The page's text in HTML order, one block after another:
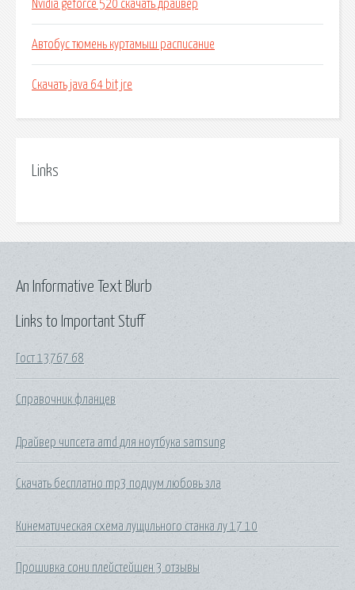
Nvidia geforce 520 скачать драйвер
Автобус тюмень куртамыш расписание
Скачать java 64 bit jre
Links
Links to Important Stuff
Гост 13767 68
Справочник фланцев
Драйвер чипсета amd для ноутбука samsung
Скачать бесплатно mp3 подиум любовь зла
Кинематическая схема лущильного станка лу 17 10
Прошивка сони плейстейшен 3 отзывы
An Informative Text Blurb